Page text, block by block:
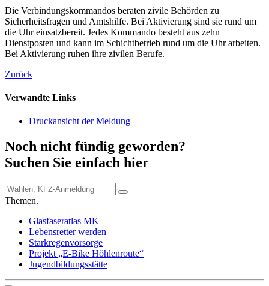
Die Verbindungskommandos beraten zivile Behörden zu
Sicherheitsfragen und Amtshilfe. Bei Aktivierung sind sie rund um
die Uhr einsatzbereit. Jedes Kommando besteht aus zehn
Dienstposten und kann im Schichtbetrieb rund um die Uhr arbeiten.
Bei Aktivierung ruhen ihre zivilen Berufe.
Zurück
Verwandte Links
Druckansicht der Meldung
Noch nicht fündig geworden?
Suchen Sie einfach hier
Themen.
Glasfaseratlas MK
Lebensretter werden
Starkregenvorsorge
Projekt „E-Bike Höhlenroute“
Jugendbildungsstätte